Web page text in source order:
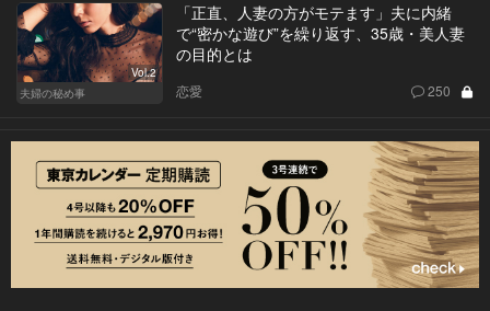
Vol.2
夫婦の秘め事
「正直、人妻の方がモテます」夫に内緒
で“密かな遊び”を繰り返す、35歳・美人妻
の目的とは
恋愛 250